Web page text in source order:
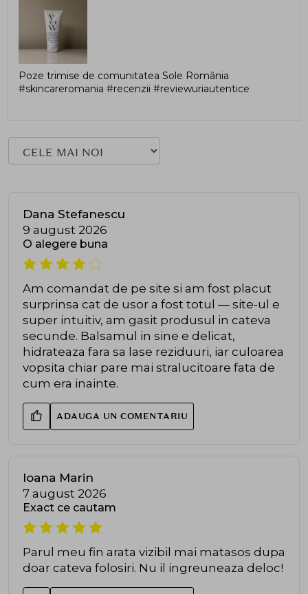
Poze trimise de comunitatea Sole România
#skincareromania #recenzii #reviewuriautentice
Dana Stefanescu
9 august 2026
O alegere buna
Am comandat de pe site si am fost placut
surprinsa cat de usor a fost totul — site-ul e
super intuitiv, am gasit produsul in cateva
secunde. Balsamul in sine e delicat,
hidrateaza fara sa lase reziduuri, iar culoarea
vopsita chiar pare mai stralucitoare fata de
cum era inainte.
ADAUGA UN COMENTARIU
Ioana Marin
7 august 2026
Exact ce cautam
Parul meu fin arata vizibil mai matasos dupa
doar cateva folosiri. Nu il ingreuneaza deloc!